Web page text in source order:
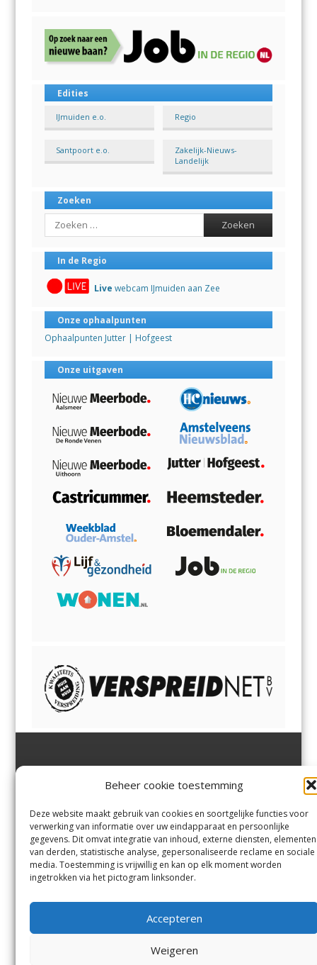
Beheer cookie toestemming
Deze website maakt gebruik van cookies en soortgelijke functies voor
verwerking van informatie over uw eindapparaat en persoonlijke
gegevens. Dit omvat integratie van inhoud, externe diensten, elementen
van derden, statistische analyse, gepersonaliseerde reclame en sociale
media. Toestemming is vrijwillig en kan op elk moment worden
ingetrokken via het pictogram linksonder.
Accepteren
Weigeren
Edities
IJmuiden e.o. Regio
Santpoort e.o.
Zakelijk-Nieuws-
Landelijk
Zoeken
Search
In de Regio
Live webcam IJmuiden aan Zee
Onze ophaalpunten
Ophaalpunten Jutter | Hofgeest
Onze uitgaven
Margadantstraat 34
0255-533900
info@jutter.nlofinfo@hofgee
st.nl
Velserbroek,Velsen-Zuid,
Zuid,Driehuisen
Spaarnwoude.
Contact
Andere uitgaven
Voorwaarden